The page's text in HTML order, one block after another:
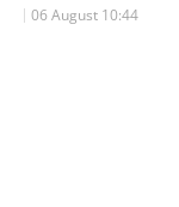
06 August 10:44